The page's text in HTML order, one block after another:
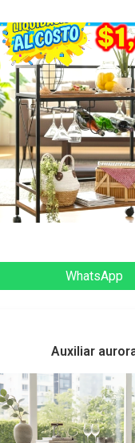
WhatsApp
Auxiliar